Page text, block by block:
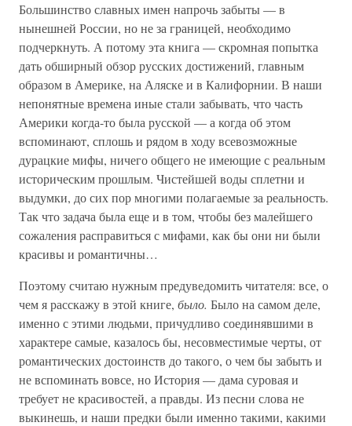
Большинство славных имен напрочь забыты — в
нынешней России, но не за границей, необходимо
подчеркнуть. А потому эта книга — скромная попытка
дать обширный обзор русских достижений, главным
образом в Америке, на Аляске и в Калифорнии. В наши
непонятные времена иные стали забывать, что часть
Америки когда-то была русской — а когда об этом
вспоминают, сплошь и рядом в ходу всевозможные
дурацкие мифы, ничего общего не имеющие с реальным
историческим прошлым. Чистейшей воды сплетни и
выдумки, до сих пор многими полагаемые за реальность.
Так что задача была еще и в том, чтобы без малейшего
сожаления расправиться с мифами, как бы они ни были
красивы и романтичны…
Поэтому считаю нужным предуведомить читателя: все, о
чем я расскажу в этой книге, было. Было на самом деле,
именно с этими людьми, причудливо соединявшими в
характере самые, казалось бы, несовместимые черты, от
романтических достоинств до такого, о чем бы забыть и
не вспоминать вовсе, но История — дама суровая и
требует не красивостей, а правды. Из песни слова не
выкинешь, и наши предки были именно такими, какими